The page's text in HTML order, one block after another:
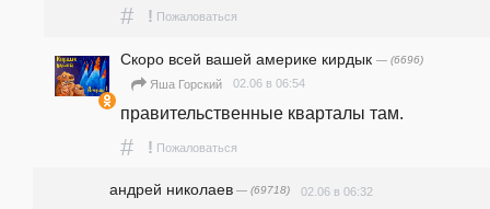
# ! Пожаловаться
Скоро всей вашей америке кирдык — (6696)
Яша Горский 02.06 в 06:54
правительственные кварталы там.
# ! Пожаловаться
андpeй николаев — (69718) 02.06 в 06:32